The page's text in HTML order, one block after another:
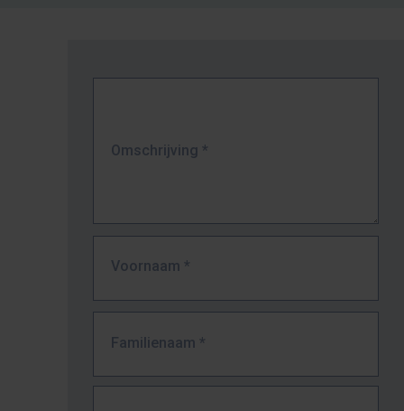
Omschrijving *
Voornaam *
Familienaam *